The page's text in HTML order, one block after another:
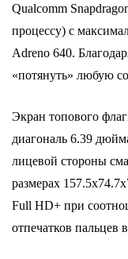
Qualcomm
процессу) с
Adreno 640.
«потянуть» любую
Экран топового
диагональ 6.39
лицевой стороны
размерах
Full HD+ при
отпечатков пальцев